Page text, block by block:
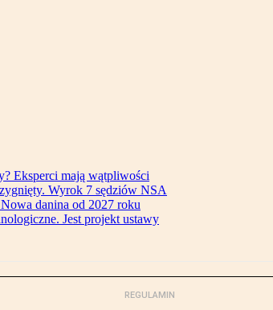
Eksperci mają wątpliwości
Wyrok 7 sędziów NSA
danina od 2027 roku
Jest projekt ustawy
REGULAMIN